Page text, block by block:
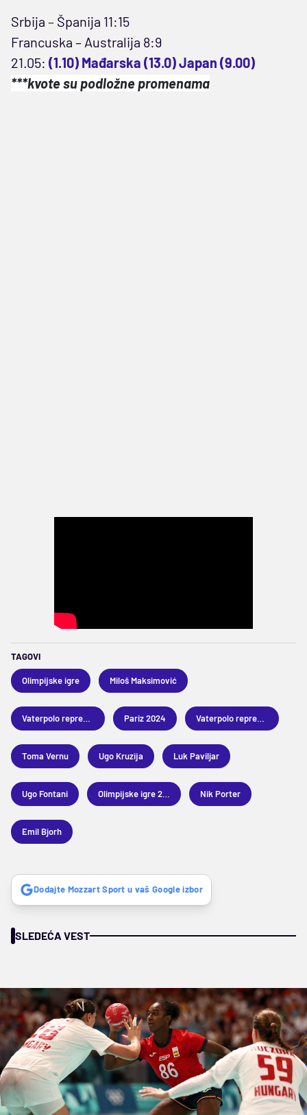
Srbija – Španija 11:15
Francuska – Australija 8:9
21.05: (1.10) Mađarska (13.0) Japan (9.00)
***kvote su podložne promenama
TAGOVI
Olimpijske igre Miloš Maksimović
Pariz 2024
Toma Vernu Ugo Kruzija Luk Paviljar
Ugo Fontani Nik Porter
Emil Bjorh
Dodajte Mozzart Sport u vaš Google izbor
SLEDEĆA VEST